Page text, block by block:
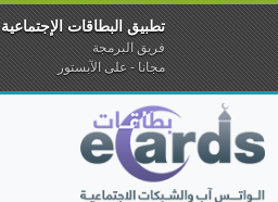
تطبيق البطاقات الإجتماعية
فريق البرمجة
مجانا - على الآبستور